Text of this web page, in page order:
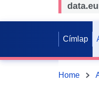
Címlap
Home